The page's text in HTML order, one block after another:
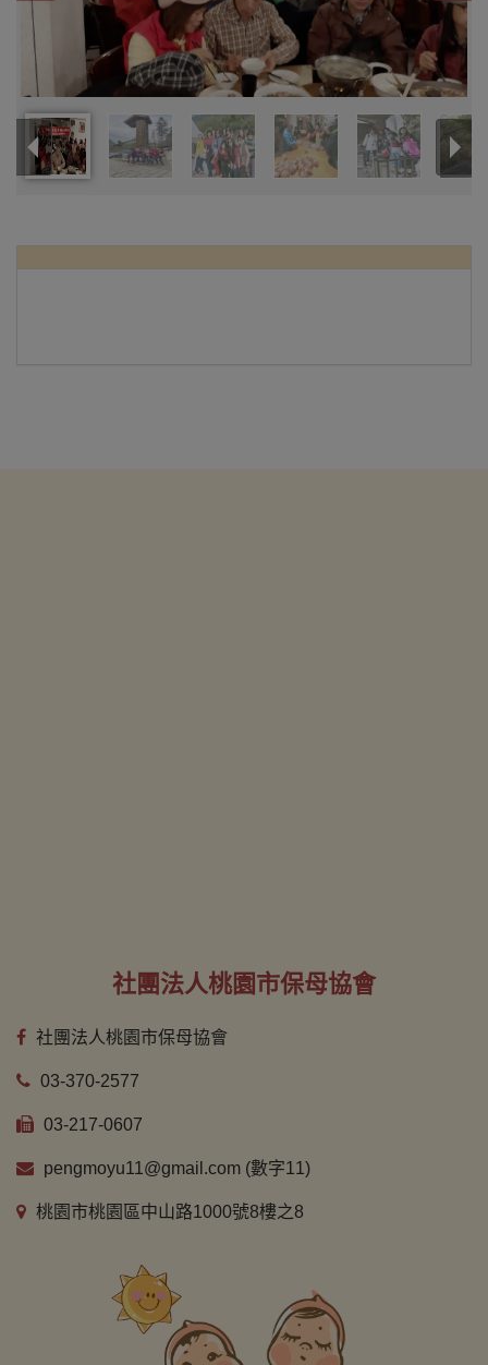
社團法人桃園市保母協會
社團法人桃園市保母協會
03-370-2577
03-217-0607
pengmoyu11@gmail.com (數字11)
桃園市桃園區中山路1000號8樓之8